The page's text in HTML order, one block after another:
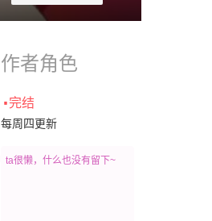
作者角色
·完结
每周四更新
ta很懒，什么也没有留下~